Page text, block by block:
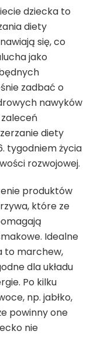
dziecka to
diety
się, co
jako
zadbać o
nawyków
diety
tygodniem życia
rozwojowej.
produktów
które ze
Idealne
to marchew,
dla układu
Po kilku
np. jabłko,
powinny one
nie